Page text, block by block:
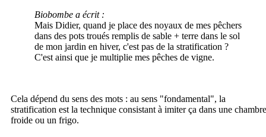
Biobombe a écrit :
Mais Didier, quand je place des noyaux de mes pêchers
dans des pots troués remplis de sable + terre dans le sol
de mon jardin en hiver, c'est pas de la stratification ?
C'est ainsi que je multiplie mes pêches de vigne.
Cela dépend du sens des mots : au sens "fondamental", la
stratification est la technique consistant à imiter ça dans une chambre
froide ou un frigo.